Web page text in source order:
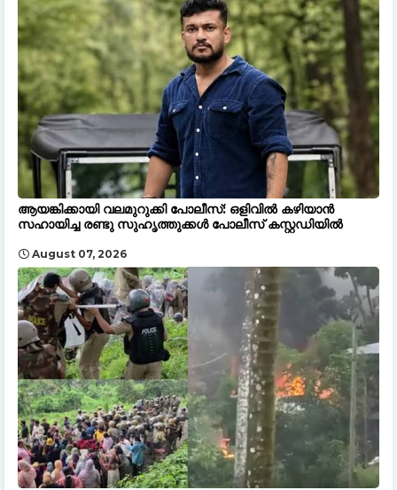
ആയങ്കിക്കായി വലമുറുക്കി പോലീസ്: ഒളിവിൽ കഴിയാൻ
സഹായിച്ച രണ്ടു സുഹൃത്തുക്കൾ പോലീസ് കസ്റ്റഡിയിൽ
August 07, 2026